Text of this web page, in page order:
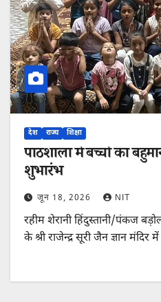
देश राज्य शिक्षा
पाठशाला में बच्चों का
शुभारंभ
जून 18, 2026 NIT
रहीम शेरानी हिंदुस्तानी/पंकज
के श्री राजेन्द्र सूरी जैन ज्ञान मंदिर